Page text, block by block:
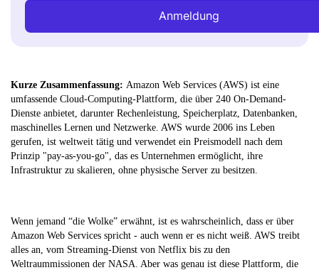
Anmeldung
Kurze Zusammenfassung: Amazon Web Services (AWS) ist eine
umfassende Cloud-Computing-Plattform, die über 240 On-Demand-
Dienste anbietet, darunter Rechenleistung, Speicherplatz, Datenbanken,
maschinelles Lernen und Netzwerke. AWS wurde 2006 ins Leben
gerufen, ist weltweit tätig und verwendet ein Preismodell nach dem
Prinzip "pay-as-you-go", das es Unternehmen ermöglicht, ihre
Infrastruktur zu skalieren, ohne physische Server zu besitzen.
Wenn jemand “die Wolke” erwähnt, ist es wahrscheinlich, dass er über
Amazon Web Services spricht - auch wenn er es nicht weiß. AWS treibt
alles an, vom Streaming-Dienst von Netflix bis zu den
Weltraummissionen der NASA. Aber was genau ist diese Plattform, die